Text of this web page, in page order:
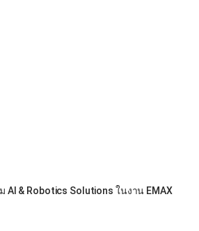
AI & Robotics Solutions ในงาน EMAX